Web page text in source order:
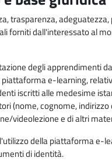
trasparenza,
forniti dall'interessato al
degli apprendimenti
e-learning,
iscritti alle medesime
(nome, cognome,
videolezione e di altri
della piattaforma
di identità.